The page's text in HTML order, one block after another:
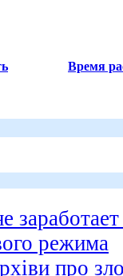
Время
режима
про